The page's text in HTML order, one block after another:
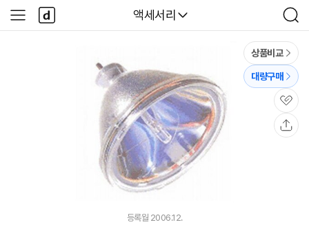
다나와
액세서리
검
색
사
이
다
나
와
상품비교
대량구매
관
심
등록월 2006.12.